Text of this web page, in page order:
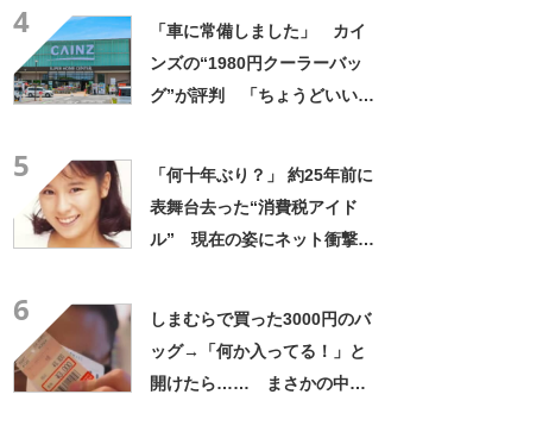
4
「車に常備しました」 カイ
ンズの“1980円クーラーバッ
グ”が評判 「ちょうどいい大
5
「何十年ぶり？」 約25年前に
表舞台去った“消費税アイド
ル” 現在の姿にネット衝撃
6
しまむらで買った3000円のバ
ッグ→「何か入ってる！」と
開けたら…… まさかの中身